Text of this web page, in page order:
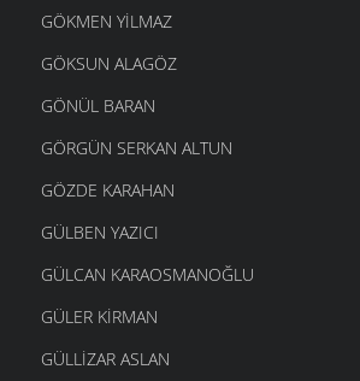
GÖKMEN YILMAZ
GÖKSUN ALAGÖZ
GÖNÜL BARAN
GÖRGÜN SERKAN ALTUN
GÖZDE KARAHAN
GÜLBEN YAZICI
GÜLCAN KARAOSMANOĞLU
GÜLER KIRMAN
GÜLLIZAR ASLAN